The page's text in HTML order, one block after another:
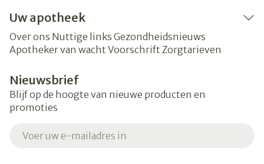
Uw apotheek
Over ons Nuttige links Gezondheidsnieuws
Apotheker van wacht Voorschrift Zorgtarieven
Nieuwsbrief
Blijf op de hoogte van nieuwe producten en
promoties